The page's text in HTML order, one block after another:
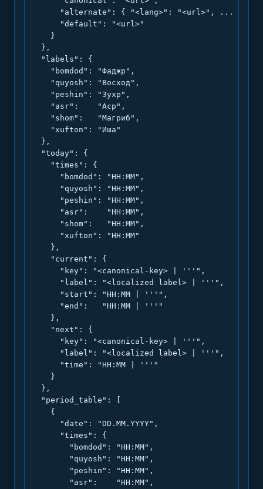
      "alternate": { "<lang>": "<url>", ... },
      "default": "<url>"
    }
  },
  "labels": {
    "bomdod": "Фаджр",
    "quyosh": "Восход",
    "peshin": "Зухр",
    "asr":    "Аср",
    "shom":   "Магриб",
    "xufton": "Иша"
  },
  "today": {
    "times": {
      "bomdod": "HH:MM",
      "quyosh": "HH:MM",
      "peshin": "HH:MM",
      "asr":    "HH:MM",
      "shom":   "HH:MM",
      "xufton": "HH:MM"
    },
    "current": {
      "key": "<canonical-key> | '''",
      "label": "<localized label> | '''",
      "start": "HH:MM | '''",
      "end":   "HH:MM | '''"
    },
    "next": {
      "key": "<canonical-key> | '''",
      "label": "<localized label> | '''",
      "time": "HH:MM | '''"
    }
  },
  "period_table": [
    {
      "date": "DD.MM.YYYY",
      "times": {
        "bomdod": "HH:MM",
        "quyosh": "HH:MM",
        "peshin": "HH:MM",
        "asr":    "HH:MM",